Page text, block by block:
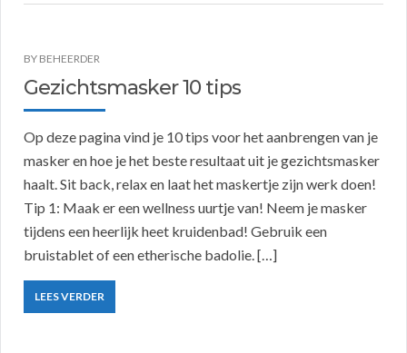
BY BEHEERDER
Gezichtsmasker 10 tips
Op deze pagina vind je 10 tips voor het aanbrengen van je
masker en hoe je het beste resultaat uit je gezichtsmasker
haalt. Sit back, relax en laat het maskertje zijn werk doen!
Tip 1: Maak er een wellness uurtje van! Neem je masker
tijdens een heerlijk heet kruidenbad! Gebruik een
bruistablet of een etherische badolie. […]
LEES VERDER